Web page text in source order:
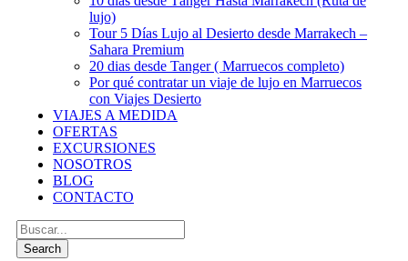
lujo)
Tour 5 Días Lujo al Desierto desde Marrakech –
Sahara Premium
20 dias desde Tanger ( Marruecos completo)
Por qué contratar un viaje de lujo en Marruecos
con Viajes Desierto
VIAJES A MEDIDA
OFERTAS
EXCURSIONES
NOSOTROS
BLOG
CONTACTO